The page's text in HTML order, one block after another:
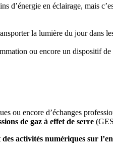
d’énergie en éclairage, mais
la lumière du jour dans
ou encore un dispositif
ou encore d’échanges
de gaz à effet de serre
activités numériques sur